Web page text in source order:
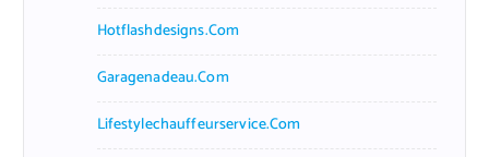
Hotflashdesigns.com
Garagenadeau.com
Lifestylechauffeurservice.com